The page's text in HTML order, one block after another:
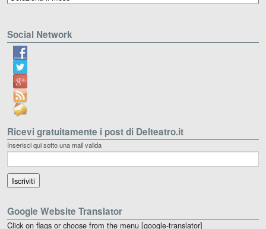
Social Network
Ricevi gratuitamente i post di Delteatro.it
Inserisci qui sotto una mail valida
Google Website Translator
Click on flags or choose from the menu [google-translator]